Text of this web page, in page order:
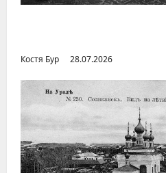
Костя Бур 28.07.2026